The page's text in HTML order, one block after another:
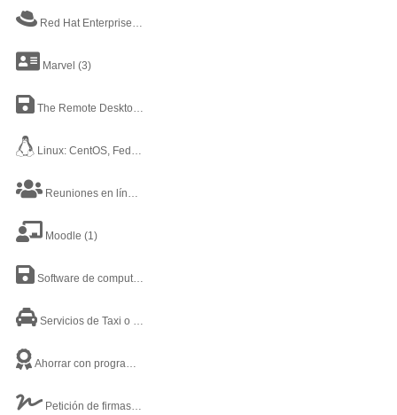
Red Hat Enterprise Linux
Marvel (3)
The Remote Desktop Software
Linux: CentOS, Fedora, RedHat
Reuniones en línea
Moodle (1)
Software de computadora
Servicios de Taxi o Movilidad Privada
Ahorrar con programas de lealtad e incentivos
Petición de firmas(1)